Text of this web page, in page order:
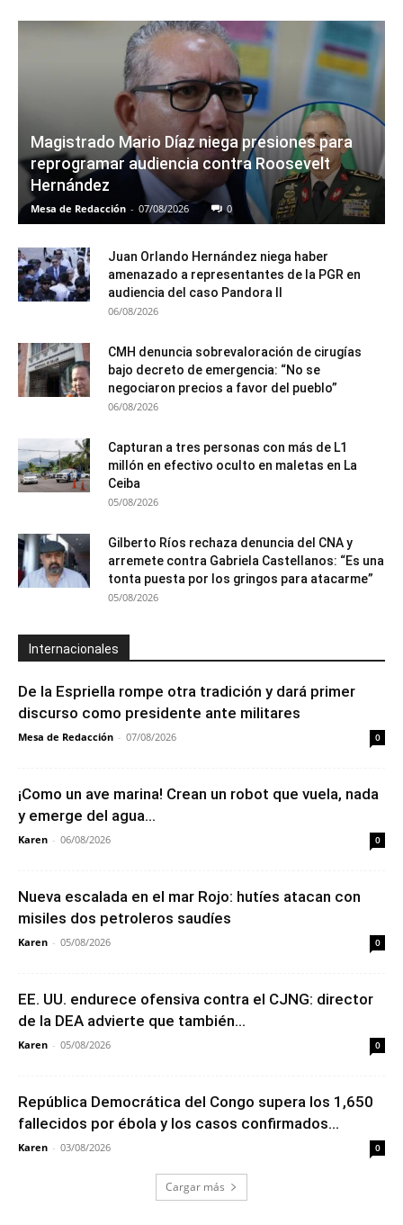
Magistrado Mario Díaz niega presiones para
reprogramar audiencia contra Roosevelt
Hernández
Mesa de Redacción - 07/08/2026 0
Juan Orlando Hernández niega haber
amenazado a representantes de la PGR en
audiencia del caso Pandora II
06/08/2026
CMH denuncia sobrevaloración de cirugías
bajo decreto de emergencia: “No se
negociaron precios a favor del pueblo”
06/08/2026
Capturan a tres personas con más de L1
millón en efectivo oculto en maletas en La
Ceiba
05/08/2026
Gilberto Ríos rechaza denuncia del CNA y
arremete contra Gabriela Castellanos: “Es una
tonta puesta por los gringos para atacarme”
05/08/2026
Internacionales
De la Espriella rompe otra tradición y dará primer
discurso como presidente ante militares
Mesa de Redacción - 07/08/2026 0
¡Como un ave marina! Crean un robot que vuela, nada
y emerge del agua...
Karen - 06/08/2026 0
Nueva escalada en el mar Rojo: hutíes atacan con
misiles dos petroleros saudíes
Karen - 05/08/2026 0
EE. UU. endurece ofensiva contra el CJNG: director
de la DEA advierte que también...
Karen - 05/08/2026 0
República Democrática del Congo supera los 1,650
fallecidos por ébola y los casos confirmados...
Karen - 03/08/2026 0
Cargar más